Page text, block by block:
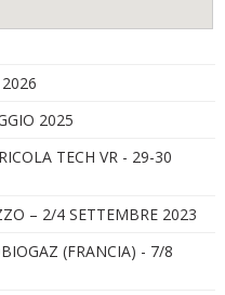
2025
TECH VR - 29-30
– 2/4 SETTEMBRE 2023
(FRANCIA) - 7/8